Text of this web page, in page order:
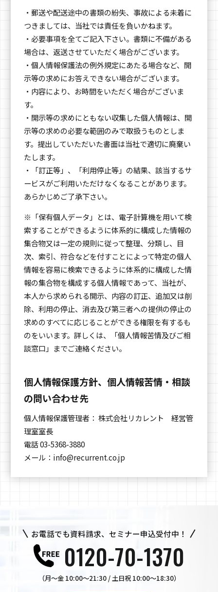
・郵送や配送途中の書類の紛失、事故による未着に
つきましては、当社では責任を負いかねます。
・必要事項を全てご記入下さい。書類に不備がある
場合は、返送させていただく場合がございます。
・個人情報保護法の例外規定にあたる場合など、開
示等の求めにお答えできない場合がございます。
・内容により、お時間をいただく場合がございま
す。
・開示等の求めにともない収集した個人情報は、開
示等の求めの必要な範囲のみで取扱うものとしま
す。提出していただいた書面は当社で適切に廃棄い
たします。
・「訂正等」、「利用停止等」の結果、該当するサ
ービスがご利用いただけなくなることがあります。
あらかじめご了承下さい。
※「保有個人データ」とは、電子計算機を用いて検
索することができるように体系的に構成した情報の
集合物又は一定の規則に従って整理、分類し、目
次、索引、符合などを付すことによって特定の個人
情報を容易に検索できるように体系的に構成した情
報の集合物を構成する個人情報であって、当社が、
本人から求められる開示、内容の訂正、追加又は削
除、利用の停止、消去及び第三者への提供の停止の
求めのすべてに応じることができる権限を有するも
のをいいます。詳しくは、「個人情報苦情及びご相
談窓口」までご連絡ください。
個人情報保護方針、個人情報苦情・相談
の問い合わせ先
個人情報保護管理者： 株式会社リカレント 経営管
理室室長
電話 03-5368-3880
メール： info@recurrent.co.jp
お電話でも資料請求、セミナー申込受付中！
0120-70-1370
（月〜金 10:00〜21:30 / 土日祝 10:00〜18:30）